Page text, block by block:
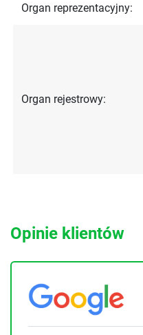
Organ reprezentacyjny:
Organ rejestrowy:
Opinie klientów